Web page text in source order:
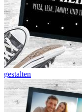
gestalten